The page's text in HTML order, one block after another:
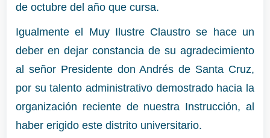
de octubre del año que cursa.
Igualmente el Muy Ilustre Claustro se hace un
deber en dejar constancia de su agradecimiento
al señor Presidente don Andrés de Santa Cruz,
por su talento administrativo demostrado hacia la
organización reciente de nuestra Instrucción, al
haber erigido este distrito universitario.